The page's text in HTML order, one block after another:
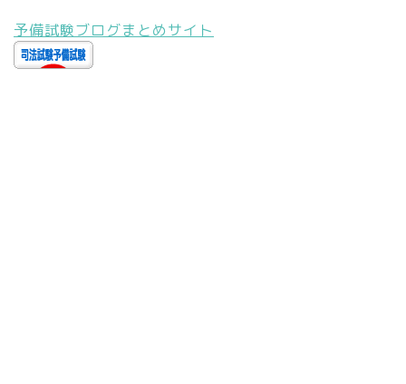
予備試験ブログまとめサイト